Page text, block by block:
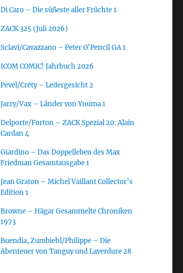
Di Caro – Die süßeste aller Früchte 1
ZACK 325 (Juli 2026)
Sclavi/Cavazzano – Peter O’Pencil GA 1
ICOM COMIC! Jahrbuch 2026
Pevel/Créty – Ledergesicht 2
Jarry/Vax – Länder von Ynuma 1
Delporte/Forton – ZACK Spezial 20: Alain
Cardan 4
Giardino – Das Doppelleben des Max
Friedman Gesamtausgabe 1
Jean Graton – Michel Vaillant Collector’s
Edition 1
Browne – Hägar Gesammelte Chroniken
1973
Buendia, Zumbiehl/Philippe – Die
Abenteuer von Tanguy und Laverdure 28